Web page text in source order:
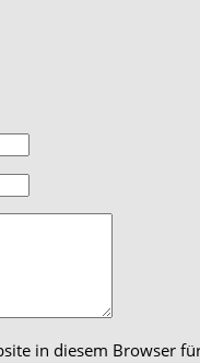
in diesem Browser